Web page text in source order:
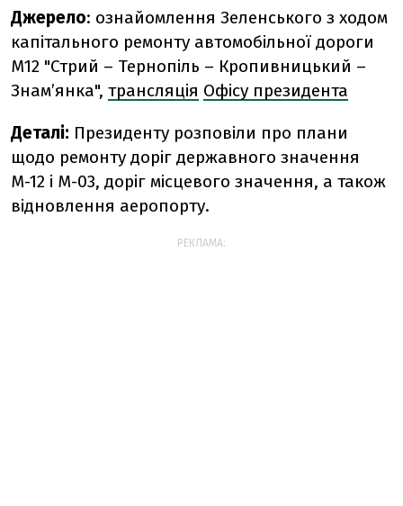
Джерело: ознайомлення Зеленського з ходом
капітального ремонту автомобільної дороги
М12 "Стрий – Тернопіль – Кропивницький –
Знам’янка", трансляція Офісу президента
Деталі: Президенту розповіли про плани
щодо ремонту доріг державного значення
М-12 і М-03, доріг місцевого значення, а також
відновлення аеропорту.
РЕКЛАМА: